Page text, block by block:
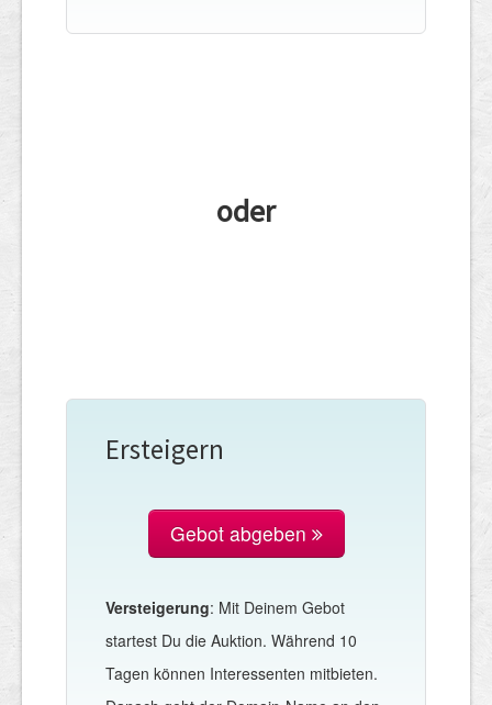
oder
Ersteigern
Gebot abgeben
Versteigerung: Mit Deinem Gebot
startest Du die Auktion. Während 10
Tagen können Interessenten mitbieten.